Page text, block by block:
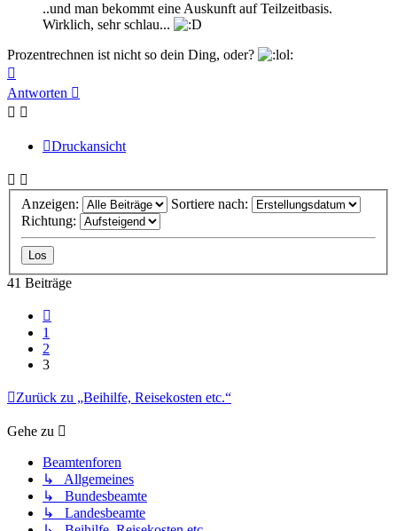
..und man bekommt eine Auskunft auf Teilzeitbasis.
Wirklich, sehr schlau...
Prozentrechnen ist nicht so dein Ding, oder?
oben
Antworten
Druckansicht
Anzeigen:
Sortiere nach:
Richtung:
41 Beiträge
1
2
3
Zurück zu „Beihilfe, Reisekosten etc.“
Gehe zu
Beamtenforen
↳ Allgemeines
↳ Bundesbeamte
↳ Landesbeamte